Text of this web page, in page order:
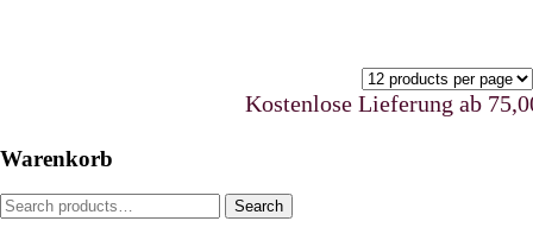
the
Kostenlose Lieferung ab
Warenkorb
Search
Search